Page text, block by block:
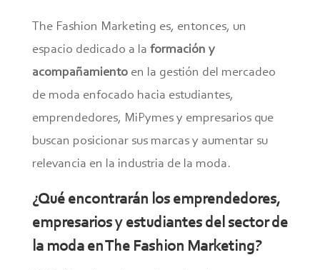
The Fashion Marketing es, entonces, un
espacio dedicado a la formación y
acompañamientoen la gestión del mercadeo
de moda enfocado hacia estudiantes,
emprendedores, MiPymes y empresarios que
buscan posicionar sus marcas y aumentar su
relevancia en la industria de la moda.
¿Qué encontrarán los emprendedores,
empresarios y estudiantes del sector de
la moda en The Fashion Marketing?